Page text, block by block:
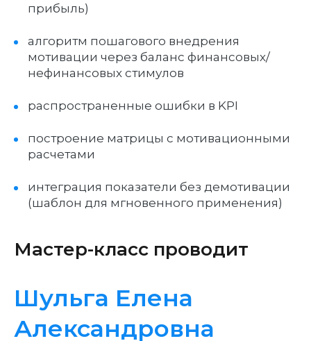
прибыль)
алгоритм пошагового внедрения
мотивации через баланс финансовых/
нефинансовых стимулов
распространенные ошибки в KPI
построение матрицы с мотивационными
расчетами
интеграция показатели без демотивации
(шаблон для мгновенного применения)
Мастер-класс проводит
Шульга Елена
Александровна